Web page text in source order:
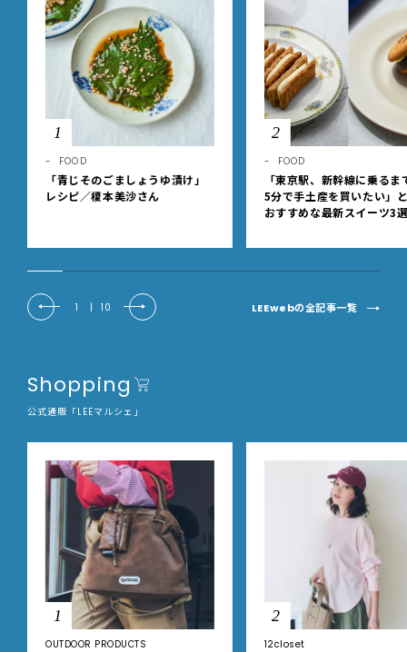
1
FOOD
「青じそのごましょうゆ漬け」
レシピ／榎本美沙さん
2
FOOD
「東京駅、新幹線に乗るま
5分で手土産を買いたい」
おすすめな最新スイーツ3
1 | 10 LEEwebの全記事一覧
Shopping
公式通販「LEEマルシェ」
1
OUTDOOR PRODUCTS
2
12closet